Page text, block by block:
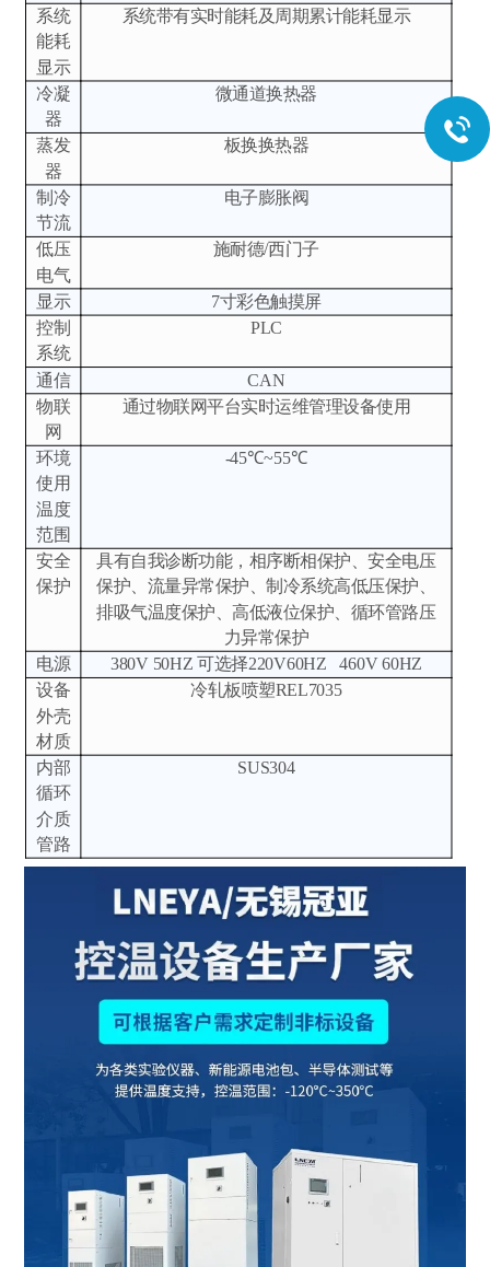
系统
能耗
显示
系统带有实时能耗及周期累计能耗显示
冷凝
器
微通道换热器
蒸发
器
板换换热器
制冷
节流
电子膨胀阀
低压
电气
施耐德/西门子
显示
7寸彩色触摸屏
控制
系统
PLC
通信
CAN
物联
网
通过物联网平台实时运维管理设备使用
环境
使用
温度
范围
-45℃~55℃
安全
保护
具有自我诊断功能，相序断相保护、安全电压
保护、流量异常保护、制冷系统高低压保护、
排吸气温度保护、高低液位保护、循环管路压
力异常保护
电源
380V 50HZ 可选择220V60HZ 460V 60HZ
设备
外壳
材质
冷轧板喷塑REL7035
内部
循环
介质
管路
SUS304